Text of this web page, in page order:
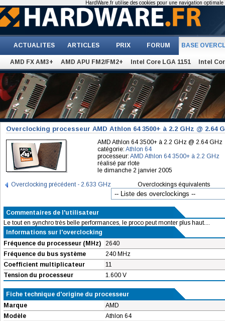
ACTUALITES ARTICLES PRIX FORUM BASE
AMD FX AM3+ AMD APU FM2/FM2+ Intel Core LGA 1151 Intel
Overclocking processeur AMD Athlon 64 3500+ à 2.2 GHz @ 2.64
AMD Athlon 64 3500+ à 2.2 GHz @ 2.64 GHz
catégorie: Athlon 64
processeur: AMD Athlon 64 3500+ à 2.2 GHz
réalisé par rlote
le dimanche 2 janvier 2005
Overclocking précédent - 2.633 GHz
Overclockings équivalents
Commentaires de l'utilisateur
Le tout en synchro très belle performances, le proco peut monter plus haut....
Informations sur l'overclocking
Fréquence du processeur (MHz)
2640
Fréquence du bus système
240 MHz
Coefficient multiplicateur
11
Tension du processeur
1.600 V
Fiche technique d'origine du processeur
Marque
AMD
Modèle
Athlon 64
HardWare.fr utilise des cookies pour une navigation